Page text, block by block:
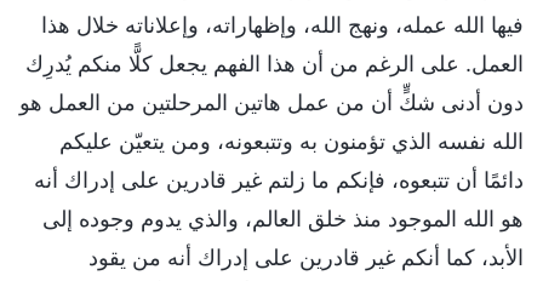
فيها الله عمله، ونهج الله، وإظهاراته، وإعلاناته خلال هذا
العمل. على الرغم من أن هذا الفهم يجعل كلًّا منكم يُدرِك
دون أدنى شكٍّ أن من عمل هاتين المرحلتين من العمل هو
الله نفسه الذي تؤمنون به وتتبعونه، ومن يتعيّن عليكم
دائمًا أن تتبعوه، فإنكم ما زلتم غير قادرين على إدراك أنه
هو الله الموجود منذ خلق العالم، والذي يدوم وجوده إلى
الأبد، كما أنكم غير قادرين على إدراك أنه من يقود